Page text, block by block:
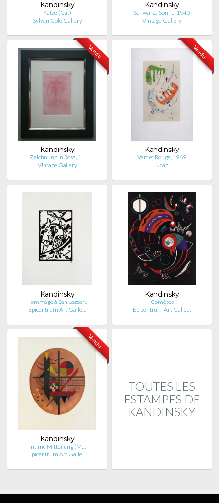
Kandinsky
Katze (Cat)
Sylvan Cole Gallery
Kandinsky
Schwarze Sonne, 1940
Vintage Gallery
Vendu
Kandinsky
Zeichnung in Rosa, 1…
Vintage Gallery
Vendu
Kandinsky
Vert et Rouge, 1969
Ncag
Kandinsky
Hommage à San Lazzar…
Epicentrum Art Galle…
Kandinsky
Comètes
Epicentrum Art Galle…
Vendu
Kandinsky
Intime Mitteilung (M…
Epicentrum Art Galle…
TOUTES LES
ESTAMPES DE
KANDINSKY